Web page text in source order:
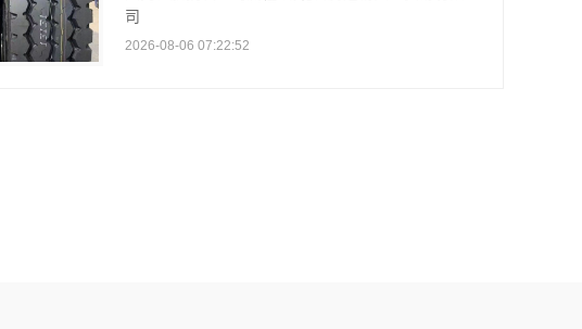
司
2026-08-06 07:22:52